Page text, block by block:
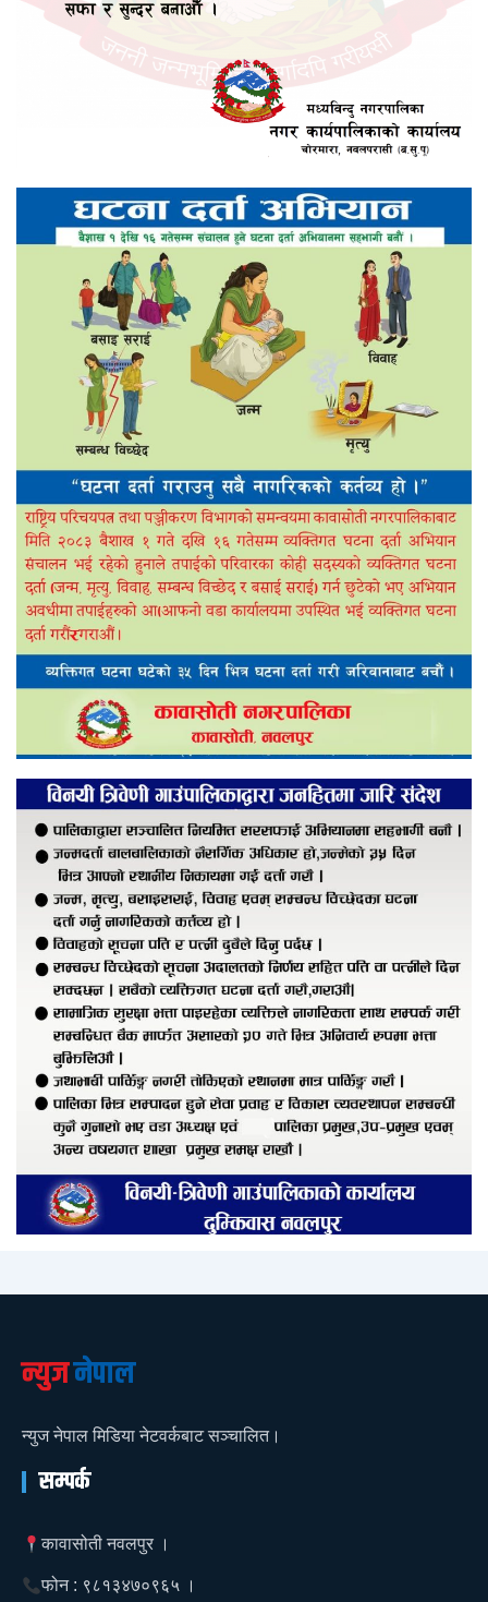
न्युजनेपाल
न्युज नेपाल मिडिया नेटवर्कबाट सञ्चालित।
सम्पर्क
कावासोती नवलपुर ।
फोन : ९८१३४७०९६५ ।